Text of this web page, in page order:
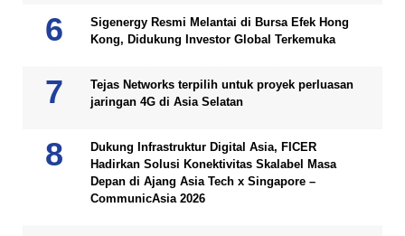
Sigenergy Resmi Melantai di Bursa Efek Hong
Kong, Didukung Investor Global Terkemuka
Tejas Networks terpilih untuk proyek perluasan
jaringan 4G di Asia Selatan
Dukung Infrastruktur Digital Asia, FICER
Hadirkan Solusi Konektivitas Skalabel Masa
Depan di Ajang Asia Tech x Singapore –
CommunicAsia 2026